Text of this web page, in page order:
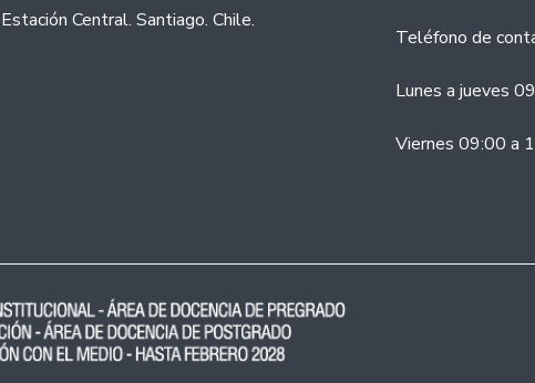
Estación Central. Santiago. Chile.
Teléfono de
Lunes a jueves
Viernes 09:00 a